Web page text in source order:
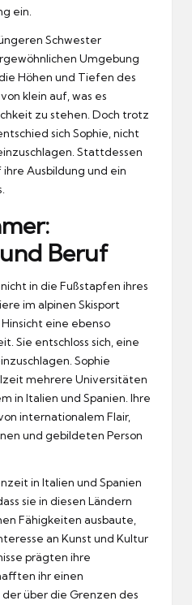
ein.
Schwester
Umgebung
Höhen und Tiefen des
klein auf, was es
zu stehen. Doch trotz
sich Sophie, nicht
Stattdessen
Ausbildung und ein
Beruf
in die Fußstapfen ihres
im alpinen Skisport
eine ebenso
Sie entschloss sich, eine
Sophie
mehrere Universitäten
in Italien und Spanien. Ihre
internationalem Flair,
und gebildeten Person
in Italien und Spanien
sie in diesen Ländern
Fähigkeiten ausbaute,
an Kunst und Kultur
prägten ihre
ihr einen
über die Grenzen des